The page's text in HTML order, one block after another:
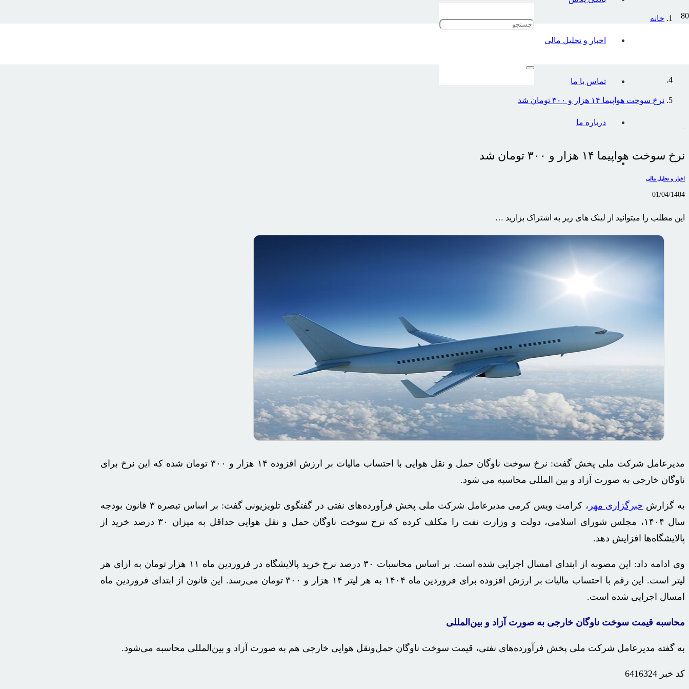
اخبار و تحلیل مالی
تماس با ما
درباره ما
خانه
نرخ سوخت هواپیما ۱۴ هزار و ۳۰۰ تومان شد
نرخ سوخت هواپیما ۱۴ هزار و ۳۰۰ تومان شد
اخبار و تحلیل مالی
01/04/1404
این مطلب را میتوانید از لینک های زیر به اشتراک بزارید …
مدیرعامل شرکت ملی پخش گفت: نرخ سوخت ناوگان حمل و نقل هوایی با احتساب مالیات بر ارزش افزوده ۱۴ هزار و ۳۰۰ تومان شده که این نرخ برای
ناوگان خارجی به صورت آزاد و بین المللی محاسبه می شود.
به گزارش خبرگزاری مهر ، کرامت ویس
کرمی مدیرعامل شرکت ملی پخش فرآورده‌های نفتی در گفتگوی تلویزیونی گفت: بر اساس تبصره ۳ قانون بودجه
سال ۱۴۰۴، مجلس شورای اسلامی، دولت و وزارت نفت را مکلف کرده که نرخ سوخت ناوگان حمل و نقل هوایی حداقل به میزان ۳۰ درصد خرید از
پالایشگاه‌ها افزایش دهد.
وی ادامه داد: این مصوبه از ابتدای امسال اجرایی شده است. بر اساس محاسبات ۳۰ درصد نرخ خرید پالایشگاه در فروردین ماه ۱۱ هزار تومان به ازای هر
لیتر است. این رقم با احتساب مالیات بر ارزش افزوده برای فروردین ماه ۱۴۰۴ به هر لیتر ۱۴ هزار و ۳۰۰ تومان می‌رسد. این قانون از ابتدای فروردین ماه
امسال اجرایی شده است.
محاسبه قیمت سوخت ناوگان خارجی به صورت آزاد و بین‌المللی
به گفته مدیرعامل شرکت ملی پخش فرآورده‌های نفتی، قیمت سوخت ناوگان حمل‌ونقل هوایی خارجی هم به صورت آزاد و بین‌المللی محاسبه می‌شود.
کد خبر 6416324